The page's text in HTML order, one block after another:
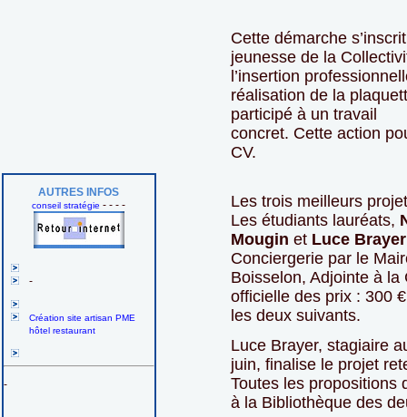
AUTRES INFOS
conseil stratégie - - - -
-
Création site artisan PME
hôtel restaurant
-
Cette démarche
jeunesse de la
l’insertion
réalisation de la
participé à un travail
concret. Cette action
CV.
Les trois meilleurs
Les étudiants lauréats,
Mougin et Luce Brayer
Conciergerie par le
Boisselon, Adjointe à
officielle des prix : 300
les deux suivants.
Luce Brayer, stagiaire
juin, finalise le projet
Toutes les propositions
à la Bibliothèque des